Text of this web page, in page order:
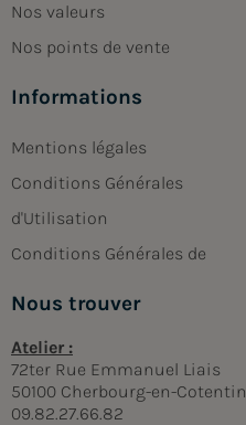
Nos valeurs
Nos points de vente
Informations
Mentions légales
Conditions Générales
d'Utilisation
Conditions Générales de
Nous trouver
Atelier :
72ter Rue Emmanuel Liais
50100 Cherbourg-en-Cotentin
09.82.27.66.82